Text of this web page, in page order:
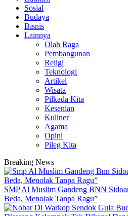
Sosial
Budaya
Bisnis
Lainnya
Olah Raga
Pembangunan
Religi
Teknologi
Artikel
Wisata
Pilkada Kita
Kesenian
Kuliner
Agama
Opini
Pileg Kita
Breaking News
SMP Al Muslim Gandeng BNN
Beda, Menolak Tanpa Ragu”